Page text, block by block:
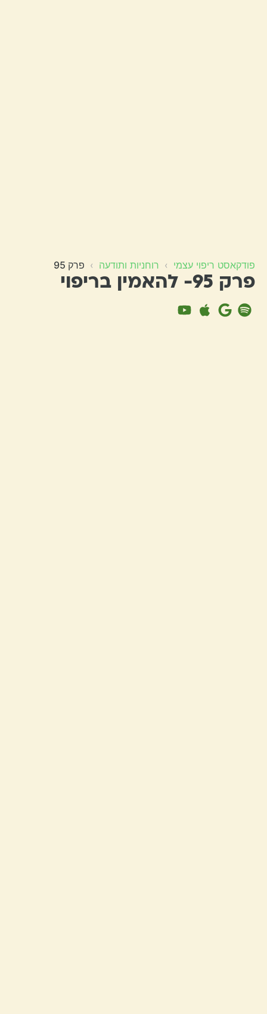
פודקאסט ריפוי עצמי › רוחניות ותודעה › פרק 95
פרק 95- להאמין בריפוי